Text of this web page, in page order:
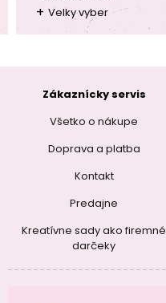
+ Velky vyber
Zákaznícky servis
Všetko o nákupe
Doprava a platba
Kontakt
Predajne
Kreatívne sady ako firemné
darčeky